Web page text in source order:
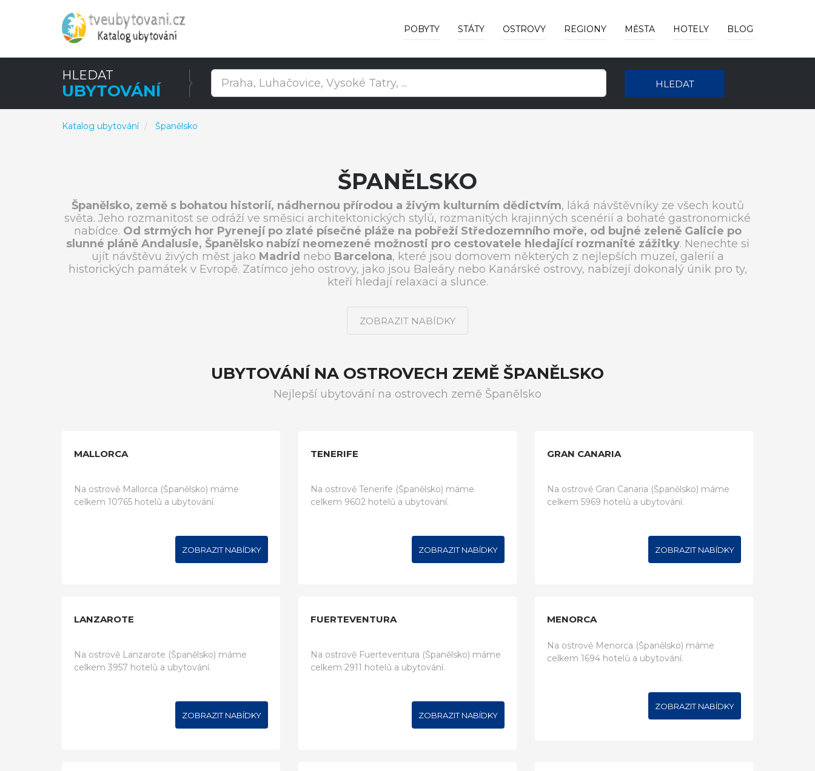
POBYTY STÁTY OSTROVY REGIONY MĚSTA HOTELY BLOG
HLEDAT
UBYTOVÁNÍ HLEDAT
Katalog ubytování Španělsko
ŠPANĚLSKO
Španělsko, země s bohatou historií, nádhernou přírodou a živým kulturním dědictvím, láká návštěvníky ze všech koutů
světa. Jeho rozmanitost se odráží ve směsici architektonických stylů, rozmanitých krajinných scenérií a bohaté gastronomické
nabídce. Od strmých hor Pyrenejí po zlaté písečné pláže na pobřeží Středozemního moře, od bujné zeleně Galicie po
slunné pláně Andalusie, Španělsko nabízí neomezené možnosti pro cestovatele hledající rozmanité zážitky. Nenechte si
ujít návštěvu živých měst jako Madrid nebo Barcelona, které jsou domovem některých z nejlepších muzeí, galerií a
historických památek v Evropě. Zatímco jeho ostrovy, jako jsou Baleáry nebo Kanárské ostrovy, nabízejí dokonalý únik pro ty,
kteří hledají relaxaci a slunce.
ZOBRAZIT NABÍDKY
UBYTOVÁNÍ NA OSTROVECH ZEMĚ ŠPANĚLSKO
Nejlepší ubytování na ostrovech země Španělsko
MALLORCA
Na ostrově Mallorca (Španělsko) máme
celkem 10765 hotelů a ubytování.
ZOBRAZIT NABÍDKY
TENERIFE
Na ostrově Tenerife (Španělsko) máme
celkem 9602 hotelů a ubytování.
ZOBRAZIT NABÍDKY
GRAN CANARIA
Na ostrově Gran Canaria (Španělsko) máme
celkem 5969 hotelů a ubytování.
ZOBRAZIT NABÍDKY
LANZAROTE
Na ostrově Lanzarote (Španělsko) máme
celkem 3957 hotelů a ubytování.
ZOBRAZIT NABÍDKY
FUERTEVENTURA
Na ostrově Fuerteventura (Španělsko) máme
celkem 2911 hotelů a ubytování.
ZOBRAZIT NABÍDKY
MENORCA
Na ostrově Menorca (Španělsko) máme
celkem 1694 hotelů a ubytování.
ZOBRAZIT NABÍDKY